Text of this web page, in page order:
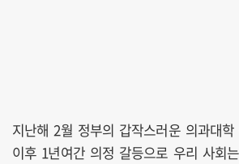
지난해 2월 정부의 갑작스러운 의과대
이후 1년여간 의정 갈등으로 우리 사회